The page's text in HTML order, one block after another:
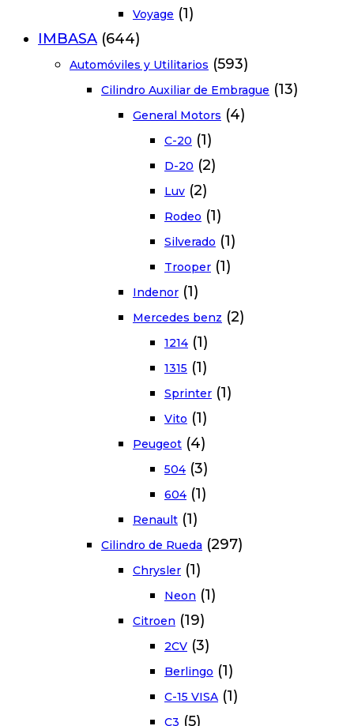
Voyage (1)
IMBASA (644)
Automóviles y Utilitarios (593)
Cilindro Auxiliar de Embrague (13)
General Motors (4)
C-20 (1)
D-20 (2)
Luv (2)
Rodeo (1)
Silverado (1)
Trooper (1)
Indenor (1)
Mercedes benz (2)
1214 (1)
1315 (1)
Sprinter (1)
Vito (1)
Peugeot (4)
504 (3)
604 (1)
Renault (1)
Cilindro de Rueda (297)
Chrysler (1)
Neon (1)
Citroen (19)
2CV (3)
Berlingo (1)
C-15 VISA (1)
C3 (5)